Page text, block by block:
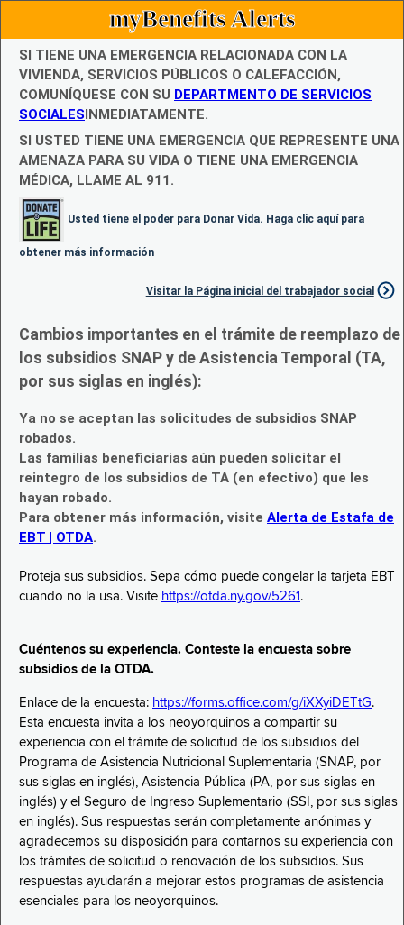
myBenefits Alerts
SI TIENE UNA EMERGENCIA RELACIONADA CON LA
VIVIENDA, SERVICIOS PÚBLICOS O CALEFACCIÓN,
COMUNÍQUESE CON SU DEPARTMENTO DE SERVICIOS
SOCIALESINMEDIATAMENTE.
SI USTED TIENE UNA EMERGENCIA QUE REPRESENTE UNA
AMENAZA PARA SU VIDA O TIENE UNA EMERGENCIA
MÉDICA, LLAME AL 911.
Usted tiene el poder para Donar Vida. Haga clic aquí para
obtener más información
Visitar la Página inicial del trabajador social
Cambios importantes en el trámite de reemplazo de
los subsidios SNAP y de Asistencia Temporal (TA,
por sus siglas en inglés):
Ya no se aceptan las solicitudes de subsidios SNAP
robados.
Las familias beneficiarias aún pueden solicitar el
reintegro de los subsidios de TA (en efectivo) que les
hayan robado.
Para obtener más información, visite Alerta de Estafa de
EBT | OTDA.
Proteja sus subsidios. Sepa cómo puede congelar la tarjeta EBT
cuando no la usa. Visite https://otda.ny.gov/5261 .
Cuéntenos su experiencia. Conteste la encuesta sobre
subsidios de la OTDA.
Enlace de la encuesta: https://forms.office.com/g/iXXyiDETtG.
Esta encuesta invita a los neoyorquinos a compartir su
experiencia con el trámite de solicitud de los subsidios del
Programa de Asistencia Nutricional Suplementaria (SNAP, por
sus siglas en inglés), Asistencia Pública (PA, por sus siglas en
inglés) y el Seguro de Ingreso Suplementario (SSI, por sus siglas
en inglés). Sus respuestas serán completamente anónimas y
agradecemos su disposición para contarnos su experiencia con
los trámites de solicitud o renovación de los subsidios. Sus
respuestas ayudarán a mejorar estos programas de asistencia
esenciales para los neoyorquinos.